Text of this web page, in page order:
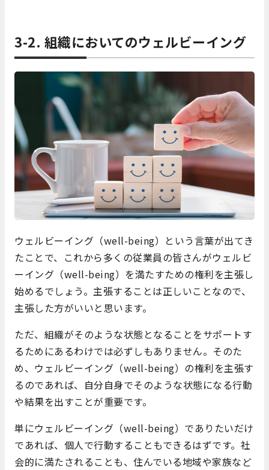
3-2. 組織においてのウェルビーイング
ウェルビーイング（well-being）という言葉が出てき
たことで、これから多くの従業員の皆さんがウェルビ
ーイング（well-being）を満たすための権利を主張し
始めるでしょう。主張することは正しいことなので、
主張した方がいいと思います。
ただ、組織がそのような状態となることをサポートす
るためにあるわけでは必ずしもありません。そのた
め、ウェルビーイング（well-being）の権利を主張す
るのであれば、自分自身でそのような状態になる行動
や結果を出すことが重要です。
単にウェルビーイング（well-being）でありたいだけ
であれば、個人で行動することもできるはずです。社
会的に満たされることも、住んでいる地域や家族など